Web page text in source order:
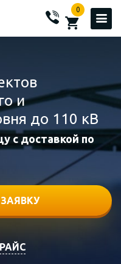
0
и
до 110 кВ
с доставкой по